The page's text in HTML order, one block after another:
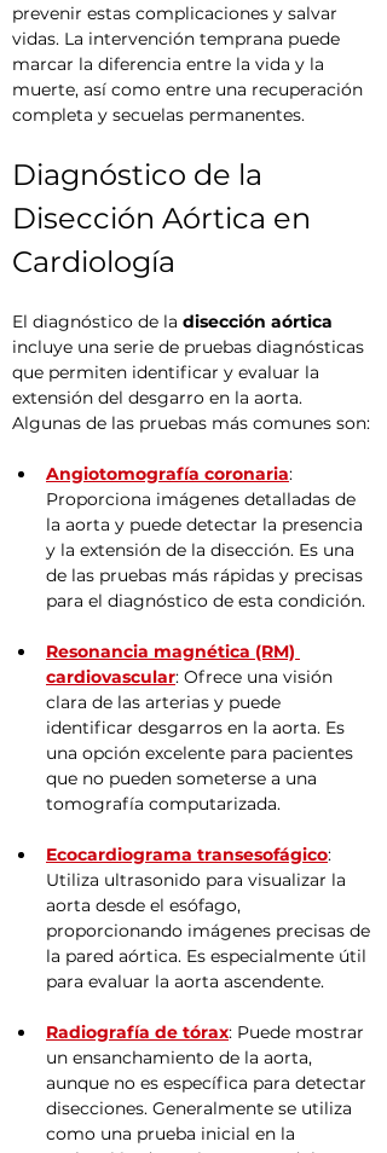
prevenir estas complicaciones y salvar
vidas. La intervención temprana puede
marcar la diferencia entre la vida y la
muerte, así como entre una recuperación
completa y secuelas permanentes.
Diagnóstico de la
Disección Aórtica en
Cardiología
El diagnóstico de la disección aórtica
incluye una serie de pruebas diagnósticas
que permiten identificar y evaluar la
extensión del desgarro en la aorta.
Algunas de las pruebas más comunes son:
Angiotomografía coronaria:
Proporciona imágenes detalladas de
la aorta y puede detectar la presencia
y la extensión de la disección. Es una
de las pruebas más rápidas y precisas
para el diagnóstico de esta condición.
Resonancia magnética (RM)
cardiovascular: Ofrece una visión
clara de las arterias y puede
identificar desgarros en la aorta. Es
una opción excelente para pacientes
que no pueden someterse a una
tomografía computarizada.
Ecocardiograma transesofágico:
Utiliza ultrasonido para visualizar la
aorta desde el esófago,
proporcionando imágenes precisas de
la pared aórtica. Es especialmente útil
para evaluar la aorta ascendente.
Radiografía de tórax: Puede mostrar
un ensanchamiento de la aorta,
aunque no es específica para detectar
disecciones. Generalmente se utiliza
como una prueba inicial en la